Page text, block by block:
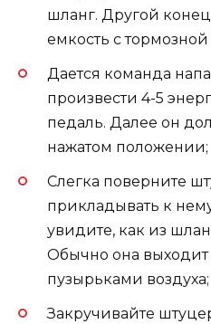
шланг. Другой
емкость с
Дается команда
произвести 4-5
педаль. Далее он
нажатом положении;
Слегка поверните
прикладывать к
увидите, как из
Обычно она
пузырьками воздуха;
Закручивайте